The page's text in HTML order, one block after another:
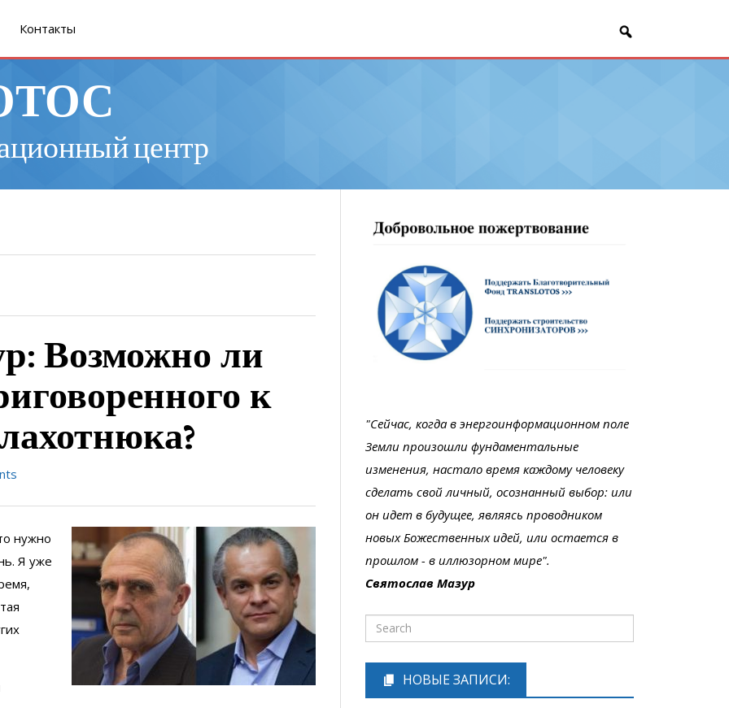
Контакты
центр
Возможно ли
к
нужно
Я уже
"Сейчас, когда в энергоинформационном поле
Земли произошли фундаментальные
изменения, настало время каждому человеку
сделать свой личный, осознанный выбор: или
он идет в будущее, являясь проводником
новых Божественных идей, или остается в
прошлом - в иллюзорном мире".
Святослав Мазур
НОВЫЕ ЗАПИСИ: